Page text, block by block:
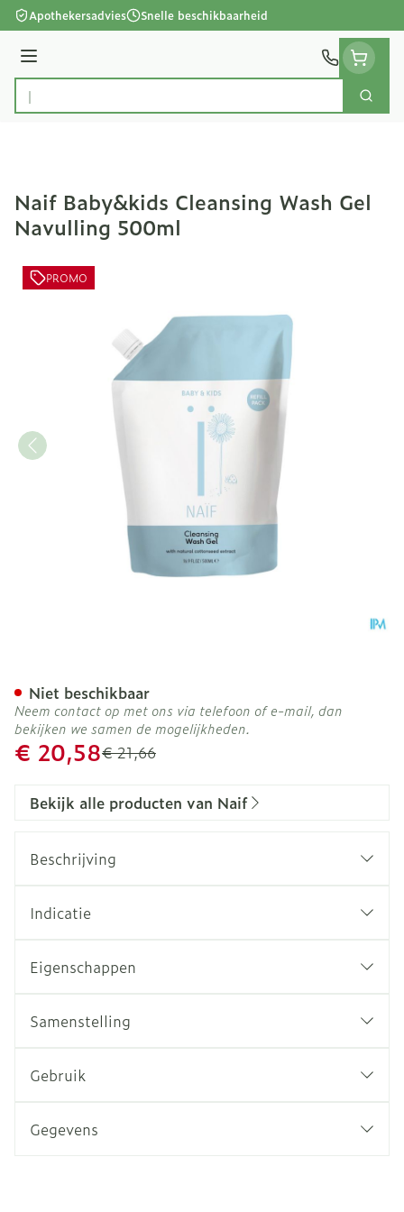
Ga naar de inhoud
Apothekersadvies Snelle beschikbaarheid
Menu
Product, merk, categorie...
Zoek
Naif Baby&kids Cleansing Wash Gel
Navulling 500ml
PROMO
Adviesprijs
€ 21,66
Promotie prijs
€ 20,58
Niet beschikbaar
Neem contact op met ons via telefoon of e-mail, dan
bekijken we samen de mogelijkheden.
Bekijk alle producten van Naif
Beschrijving
Indicatie
Eigenschappen
Samenstelling
Gebruik
Gegevens